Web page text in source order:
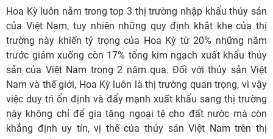
Hoa Kỳ luôn nằm trong top 3 thị trường nhập khẩu thủy sản
của Việt Nam, tuy nhiên những quy định khắt khe của thị
trường này khiến tỷ trọng của Hoa Kỳ từ 20% những năm
trước giảm xuống còn 17% tổng kim ngạch xuất khẩu thủy
sản của Việt Nam trong 2 năm qua. Đối với thủy sản Việt
Nam và thế giới, Hoa Kỳ luôn là thị trường quan trọng, vì vậy
việc duy trì ổn định và đẩy mạnh xuất khẩu sang thị trường
này không chỉ để gia tăng ngoại tệ cho đất nước mà còn
khẳng định uy tín, vị thế của thủy sản Việt Nam trên thị